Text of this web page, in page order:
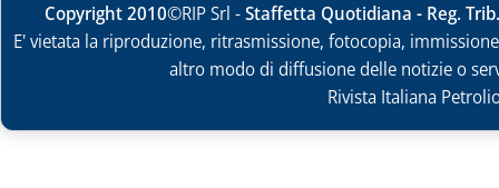
Copyright 2010©RIP Srl -Staffetta Quotidiana - Reg.
E' vietata la riproduzione, ritrasmissione, fotocopia,
altro modo di diffusione delle notizie o
Rivista Italiana